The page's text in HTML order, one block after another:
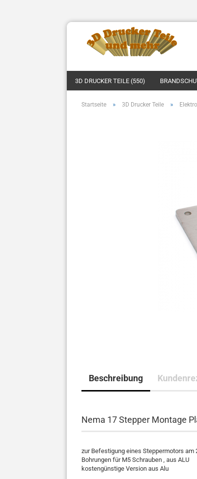
3D DRUCKER TEILE (550)
Startseite » 3D Drucker Teile »
Beschreibung
Nema 17 Stepper Montage
zur Befestigung eines Steppermotors am
Bohrungen für M5 Schrauben , aus ALU
kostengünstige Version aus Alu